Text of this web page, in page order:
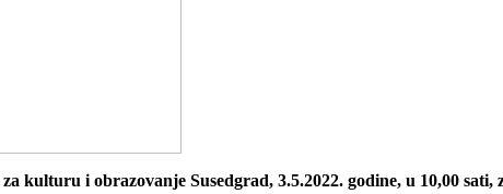
kulturu i obrazovanje Susedgrad, 3.5.2022. godine, u 10,00 sati,